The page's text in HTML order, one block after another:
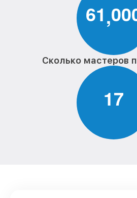
61,00
Сколько мастеров
17